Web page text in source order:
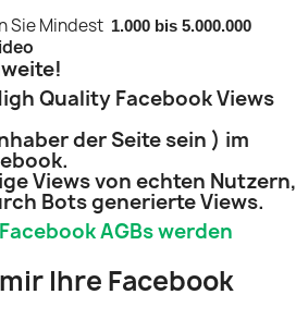
Sie Mindest 1.000 bis 5.000.000
Quality Facebook Views
der Seite sein ) im
Views von echten Nutzern,
Bots generierte Views.
AGBs werden
Ihre Facebook